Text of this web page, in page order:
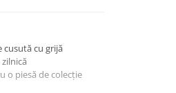
cusută cu grijă
o piesă de colecție